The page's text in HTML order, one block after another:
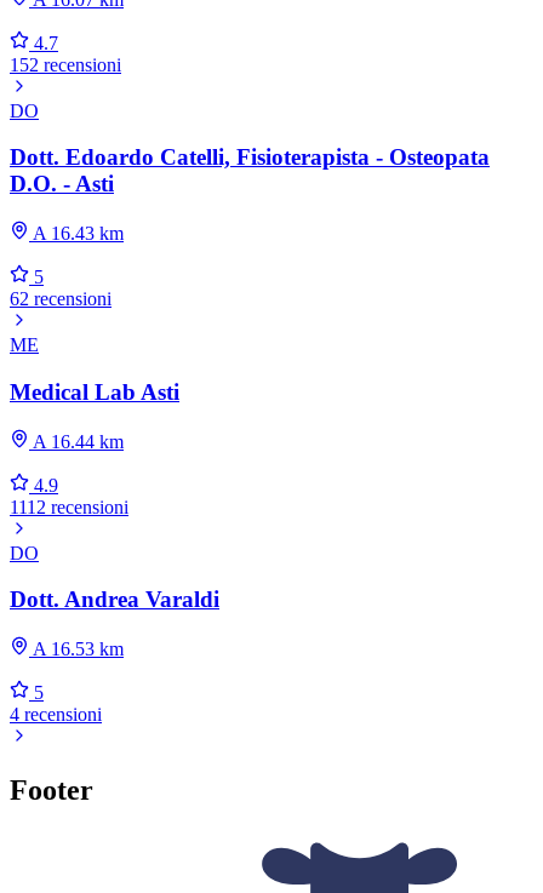
4.7
152 recensioni
DO
Dott. Edoardo Catelli, Fisioterapista - Osteopata
D.O. - Asti
A 16.43 km
5
62 recensioni
ME
Medical Lab Asti
A 16.44 km
4.9
1112 recensioni
DO
Dott. Andrea Varaldi
A 16.53 km
5
4 recensioni
Footer